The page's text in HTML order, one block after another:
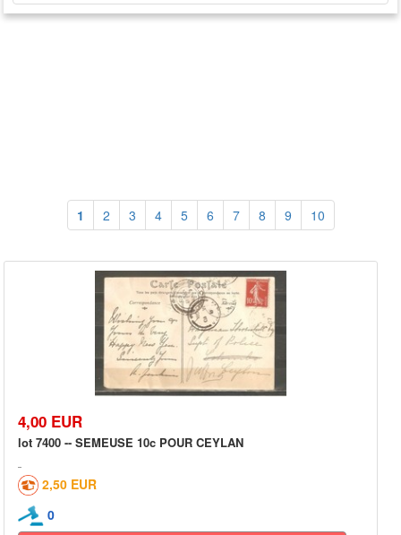
1 2 3 4 5 6 7 8 9 10
4,00 EUR
lot 7400 -- SEMEUSE 10c POUR CEYLAN
2,50 EUR
0